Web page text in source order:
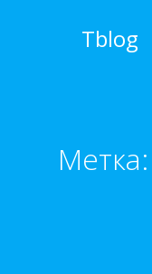
Tblog
Метка: